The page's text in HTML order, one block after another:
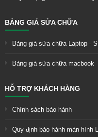
BẢNG GIÁ SỬA CHỮA
Bảng giá sửa chữa Laptop -
Bảng giá sửa chữa macbook
HỖ TRỢ KHÁCH HÀNG
Chính sách bảo hành
Quy định bảo hành màn hình